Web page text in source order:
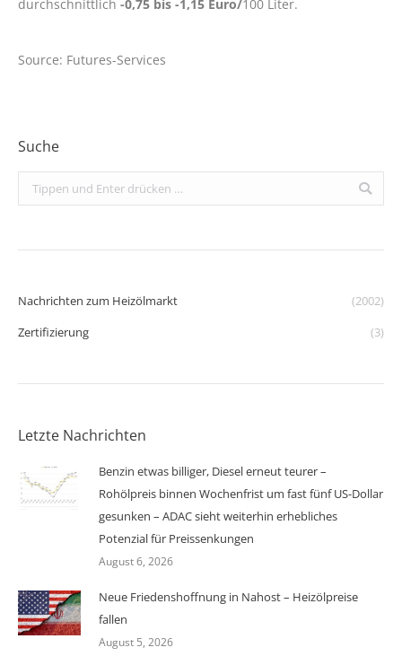
durchschnittlich -0,75 bis -1,15 Euro/100 Liter.
Source: Futures-Services
Suche
Search:
Nachrichten zum Heizölmarkt
(2002)
Zertifizierung
(3)
Letzte Nachrichten
Benzin etwas billiger, Diesel erneut teurer –
Rohölpreis binnen Wochenfrist um fast fünf US-Dollar
gesunken – ADAC sieht weiterhin erhebliches
Potenzial für Preissenkungen
August 6, 2026
Neue Friedenshoffnung in Nahost – Heizölpreise
fallen
August 5, 2026